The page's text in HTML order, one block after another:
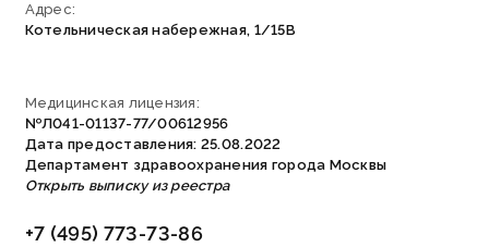
Адрес:
Котельническая набережная, 1/15В
Медицинская лицензия:
№Л041-01137-77/00612956
Дата предоставления: 25.08.2022
Департамент здравоохранения города Москвы
Открыть выписку из реестра
+7 (495) 773-73-86